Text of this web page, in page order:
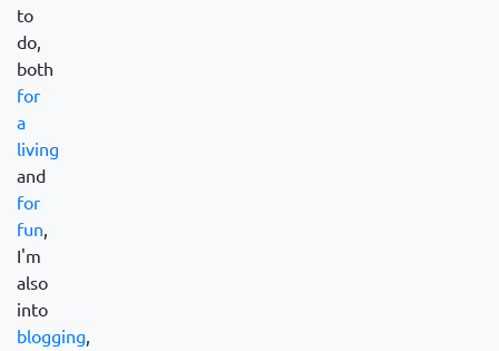
to
do,
both
for
a
living
and
for
fun,
I'm
also
into
blogging,